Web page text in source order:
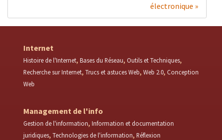
électronique »
Internet
Histoire de l'Internet Bases du Réseau Outils et Techniques
Recherche sur Internet Trucs et astuces Web Web 2.0 Conception
Web
Management de l'info
Gestion de l'information Information et documentation
juridiques Technologies de l'information Réflexion